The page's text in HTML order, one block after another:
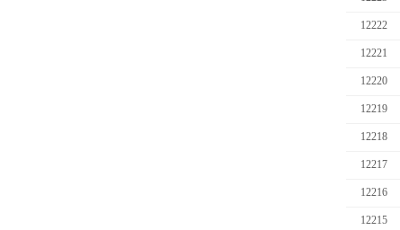
12222
12221
12220
12219
12218
12217
12216
12215